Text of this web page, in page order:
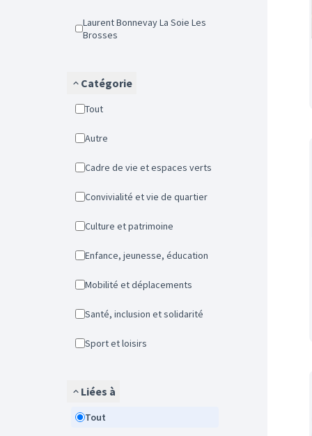
Laurent Bonnevay La Soie Les
Brosses
Catégorie
Tout
Autre
Cadre de vie et espaces verts
Convivialité et vie de quartier
Culture et patrimoine
Enfance, jeunesse, éducation
Mobilité et déplacements
Santé, inclusion et solidarité
Sport et loisirs
Liées à
Tout